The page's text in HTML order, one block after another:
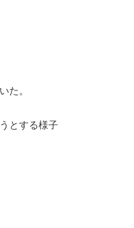
た。
とする様子